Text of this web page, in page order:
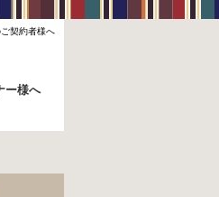
契約者様へ
ー様へ